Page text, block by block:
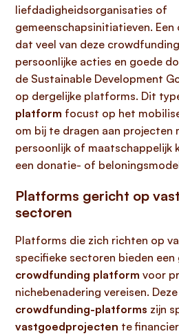
liefdadigheidsorganisaties of
gemeenschapsinitiatieven.
dat veel van deze
persoonlijke acties en goede
de Sustainable Development
op dergelijke platforms. Dit
platform focust op het
om bij te dragen aan projecten
persoonlijk of maatschappelijk
een donatie- of
Platforms gericht op
sectoren
Platforms die zich richten op
specifieke sectoren bieden een
crowdfunding platform voor
nichebenadering vereisen. Deze
crowdfunding-platforms zijn
vastgoedprojecten te